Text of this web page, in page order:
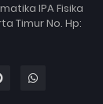
IPA Fisika
Timur No. Hp: